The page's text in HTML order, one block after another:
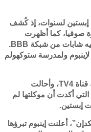
إبستين لسنوات، إذ كُشف
صوفيا، كما أظهرت
رسائل إلكترونية مسرّبة أنها اقترحت عليه شابات من شبكة BBB.
ولمدرسة ستوكهولم
من جهتها، رفضت إينبوم الرد على أسئلة قناة TV4، وأحالت
التي أكدت أن موكلتها لم
إبستين.
أعلنت إينبوم تبرؤها